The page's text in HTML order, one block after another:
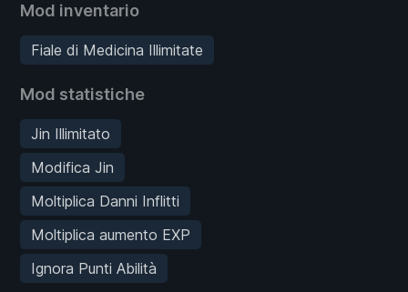
Mod inventario
Fiale di Medicina Illimitate
Mod statistiche
Jin Illimitato
Modifica Jin
Moltiplica Danni Inflitti
Moltiplica aumento EXP
Ignora Punti Abilità